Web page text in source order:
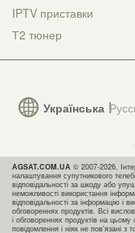
Українська
IPTV приставки
Т2 тюнер
AGSAT.COM.UA © 2007-2026,
налаштування супутникового
відповідальності за шкоду або
неможливості використання
відповідальності за інформацію і
обговореннях продуктів. Всі
і обговореннях продуктів на
повідомлення і ніяк не пов'язані з